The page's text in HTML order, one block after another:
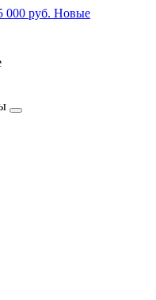
000 руб. Новые